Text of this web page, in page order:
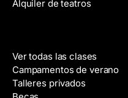
c
Alquiler de teatros
Ver todas las clases
Campamentos de verano
Talleres privados